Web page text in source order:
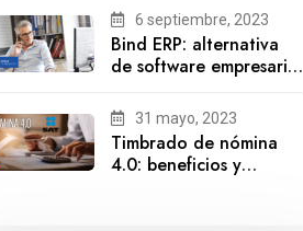
6 septiembre, 2023
Bind ERP: alternativa
de software empresarial
Gestionix
31 mayo, 2023
Timbrado de nómina
4.0: beneficios y